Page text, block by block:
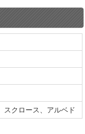
スクロース、アルベド